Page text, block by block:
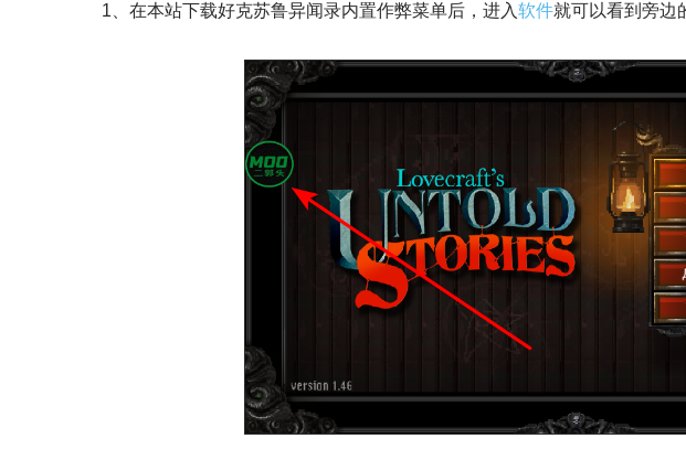
1、在本站下载好克苏鲁异闻录内置作弊菜单后，进入软件就可以看到旁边